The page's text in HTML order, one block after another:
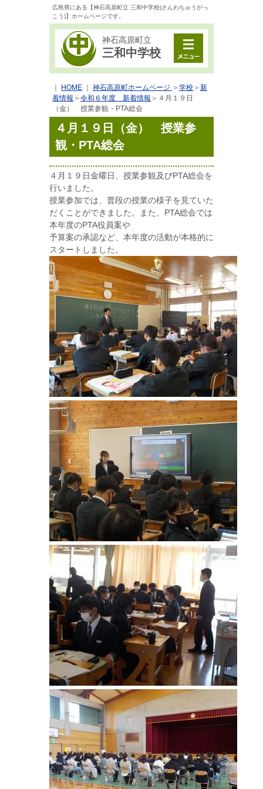
広島県にある【神石高原町立 三和中学校(さんわちゅうがっ
こう)】ホームページです。
神石高原町立
三和中学校
HOME 神石高原町ホームページ ＞ 学校 ＞ 新
着情報 ＞ 令和６年度 新着情報 ＞ ４月１９日
（金） 授業参観・PTA総会
４月１９日（金） 授業参
観・PTA総会
４月１９日金曜日、授業参観及びPTA総会を
行いました。
授業参加では、普段の授業の様子を見ていた
だくことができました。また、PTA総会では
本年度のPTA役員案や
予算案の承認など、本年度の活動が本格的に
スタートしました。